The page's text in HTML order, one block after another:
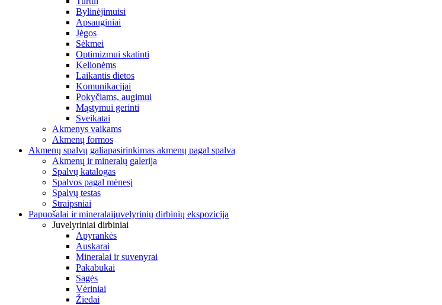
Bylinėjimuisi
Apsauginiai
Jėgos
Sėkmei
Optimizmui skatinti
Kelionėms
Laikantis dietos
Komunikacijai
Pokyčiams, augimui
Mąstymui gerinti
Sveikatai
Akmenys vaikams
Akmenų formos
Akmenų spalvų galiapasirinkimas akmenų pagal spalvą
Akmenų ir mineralų galerija
Spalvų katalogas
Spalvos pagal mėnesį
Spalvų testas
Straipsniai
Papuošalai ir mineralaijuvelyrinių dirbinių ekspozicija
Juvelyriniai dirbiniai
Apyrankės
Auskarai
Mineralai ir suvenyrai
Pakabukai
Sagės
Vėriniai
Žiedai